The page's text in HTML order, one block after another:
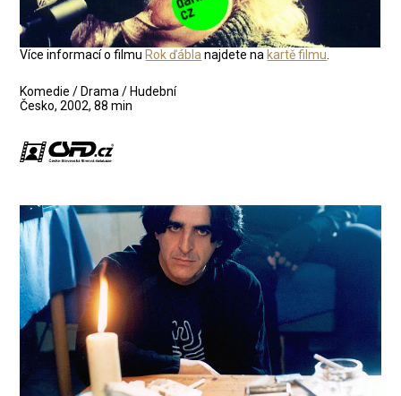
Více informací o filmu Rok ďábla najdete na kartě filmu
Komedie / Drama / Hudební
Česko, 2002, 88 min